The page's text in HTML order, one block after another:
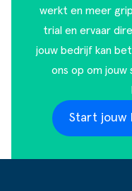
werkt en meer
trial en ervaar
jouw bedrijf kan
ons op om jouw
Start jouw